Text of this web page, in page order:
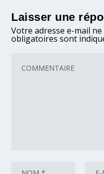
Laisser une
Votre adresse e-mail
obligatoires sont